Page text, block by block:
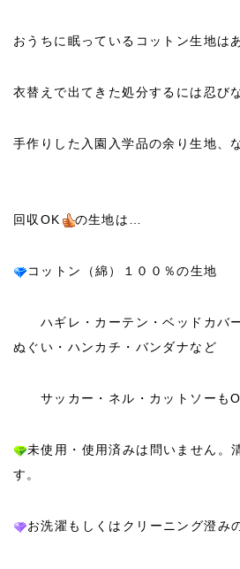
おうちに眠っているコットン生地は
衣替えで出てきた処分するには忍び
手作りした入園入学品の余り生地、
回収OK の生地は…
コットン（綿）１００％の生地
ハギレ・カーテン・ベッドカバ
ぬぐい・ハンカチ・バンダナなど
サッカー・ネル・カットソーも
未使用・使用済みは問いません。
す。
お洗濯もしくはクリーニング澄み